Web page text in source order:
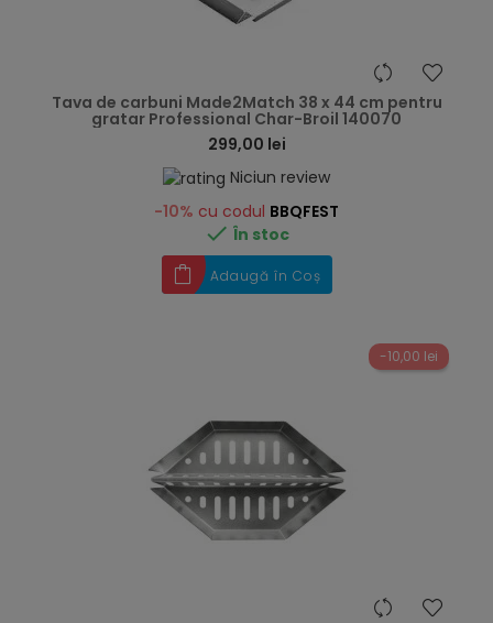
Tava de carbuni Made2Match 38 x 44 cm pentru
gratar Professional Char-Broil 140070
299,00 lei
Niciun review
-10% cu codul BBQFEST
 În stoc
Adaugă în Coș
-10,00 lei